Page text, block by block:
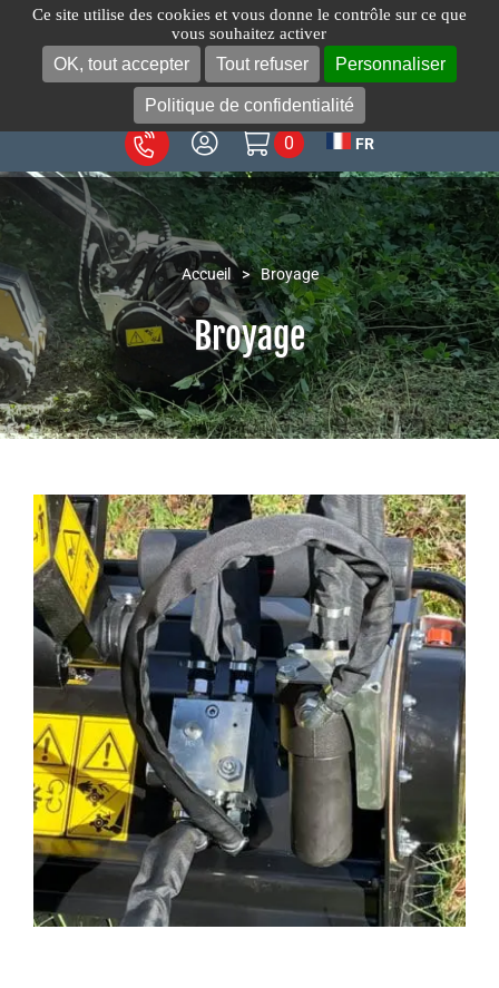
Ce site utilise des cookies et vous donne le contrôle sur ce que
vous souhaitez activer
OK, tout accepter Tout refuser Personnaliser
Politique de confidentialité
Passer
contenu
Produits
Votre métier
Services
Blog
Contact
0 FR
Accueil > Broyage
Broyage